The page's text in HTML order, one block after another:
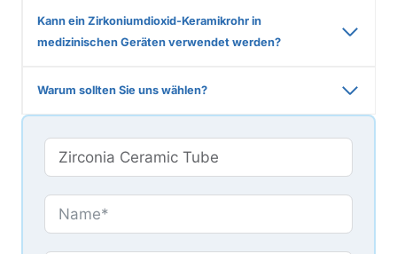
Kann ein Zirkoniumdioxid-Keramikrohr in
medizinischen Geräten verwendet werden?
Warum sollten Sie uns wählen?